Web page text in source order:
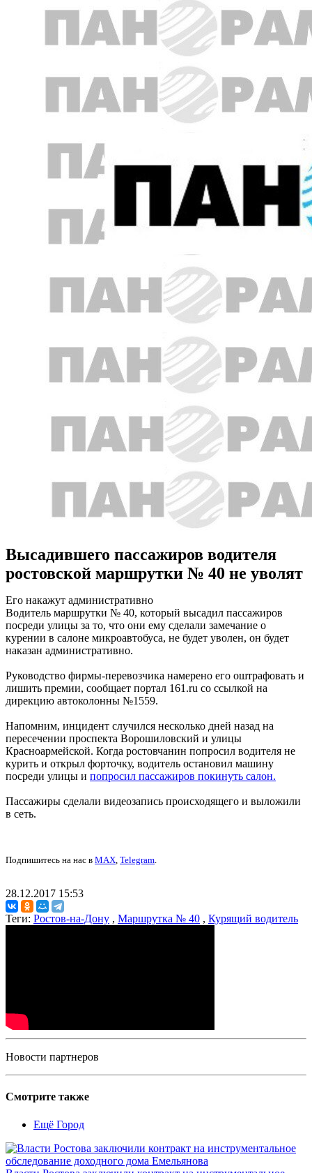
Высадившего пассажиров водителя
ростовской маршрутки № 40 не уволят
Его накажут административно
Водитель маршрутки № 40, который высадил пассажиров
посреди улицы за то, что они ему сделали замечание о
курении в салоне микроавтобуса, не будет уволен, он будет
наказан административно.
Руководство фирмы-перевозчика намерено его оштрафовать и
лишить премии, сообщает портал 161.ru со ссылкой на
дирекцию автоколонны №1559.
Напомним, инцидент случился несколько дней назад на
пересечении проспекта Ворошиловский и улицы
Красноармейской. Когда ростовчанин попросил водителя не
курить и открыл форточку, водитель остановил машину
посреди улицы и попросил пассажиров покинуть салон.
Пассажиры сделали видеозапись происходящего и выложили
в сеть.
Подпишитесь на нас в MAX, Telegram.
28.12.2017 15:53
Теги: Ростов-на-Дону , Маршрутка № 40 , Курящий водитель
Новости партнеров
Смотрите также
Ещё Город